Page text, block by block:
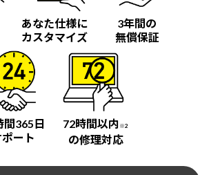
あなた仕様に
カスタマイズ
3年間の
無償保証
間365日
ート
72時間以内 ※2
の修理対応